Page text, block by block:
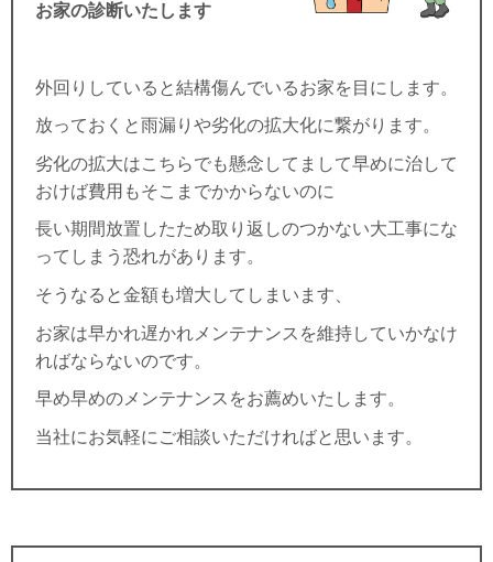
お家の診断いたします
外回りしていると結構傷んでいるお家を目にします。
放っておくと雨漏りや劣化の拡大化に繋がります。
劣化の拡大はこちらでも懸念してまして早めに治して
おけば費用もそこまでかからないのに
長い期間放置したため取り返しのつかない大工事にな
ってしまう恐れがあります。
そうなると金額も増大してしまいます、
お家は早かれ遅かれメンテナンスを維持していかなけ
ればならないのです。
早め早めのメンテナンスをお薦めいたします。
当社にお気軽にご相談いただければと思います。